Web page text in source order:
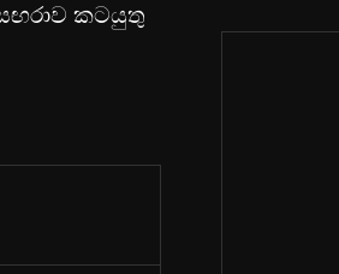
කටයුතු